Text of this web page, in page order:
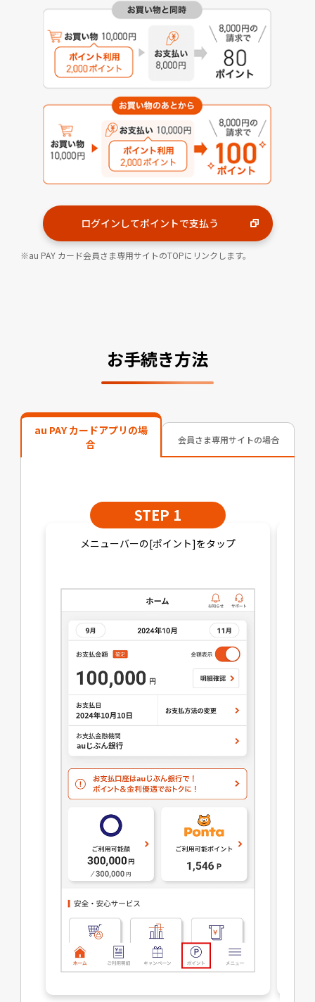
ログインしてポイントで支払う
au PAY カード会員さま専用サイトのTOPにリンクします。
お手続き方法
au PAY カードアプリの場
合
会員さま専用サイトの場合
STEP 1
メニューバーの[ポイント]をタップ